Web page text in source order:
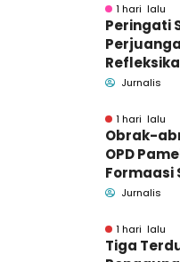
1 hari lalu
Peringati
untuk
Jurnalis
1 hari lalu
Obrak-
OPD
Formaasi
Jurnalis
1 hari lalu
Tiga